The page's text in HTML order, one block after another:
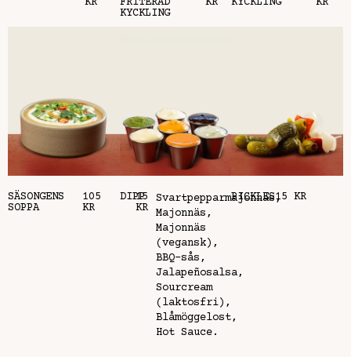
KYCKLING
SÄSONGENS
SOPPA
105
KR
DIPP
15
KR
Svartpepparmajonnäs,
Majonnäs,
Majonnäs
(vegansk),
BBQ-sås,
Jalapeñosalsa,
Sourcream
(laktosfri),
Blåmöggelost,
Hot Sauce.
PICKLES15 KR